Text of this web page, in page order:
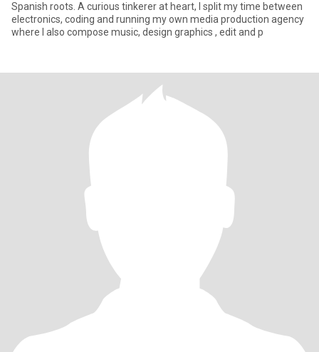
Spanish roots. A curious tinkerer at heart, I split my time between
electronics, coding and running my own media production agency
where I also compose music, design graphics , edit and p